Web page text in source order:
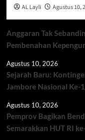
AL Layli Agustus 10,
Anggaran Tak
Pembenahan
Agustus 10, 2026
Sejarah Baru:
Jambore Nasional Ke-
Agustus 10, 2026
Pemprov Bagikan
Semarakkan HUT RI